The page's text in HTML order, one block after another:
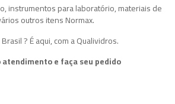
instrumentos para laboratório, materiais de
outros itens Normax.
? É aqui, com a Qualividros.
e faça seu pedido